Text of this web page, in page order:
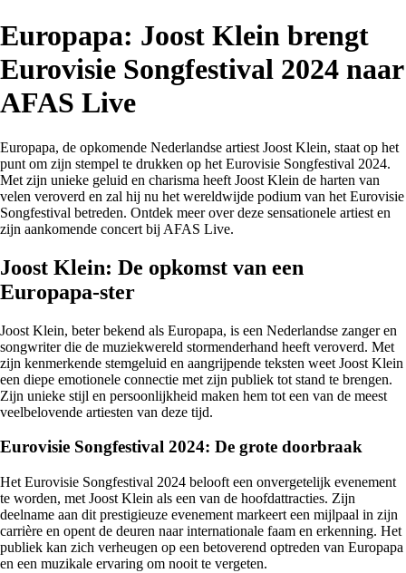
Europapa: Joost Klein brengt
Eurovisie Songfestival 2024 naar
AFAS Live
Europapa, de opkomende Nederlandse artiest Joost Klein, staat op het
punt om zijn stempel te drukken op het Eurovisie Songfestival 2024.
Met zijn unieke geluid en charisma heeft Joost Klein de harten van
velen veroverd en zal hij nu het wereldwijde podium van het Eurovisie
Songfestival betreden. Ontdek meer over deze sensationele artiest en
zijn aankomende concert bij AFAS Live.
Joost Klein: De opkomst van een
Europapa-ster
Joost Klein, beter bekend als Europapa, is een Nederlandse zanger en
songwriter die de muziekwereld stormenderhand heeft veroverd. Met
zijn kenmerkende stemgeluid en aangrijpende teksten weet Joost Klein
een diepe emotionele connectie met zijn publiek tot stand te brengen.
Zijn unieke stijl en persoonlijkheid maken hem tot een van de meest
veelbelovende artiesten van deze tijd.
Eurovisie Songfestival 2024: De grote doorbraak
Het Eurovisie Songfestival 2024 belooft een onvergetelijk evenement
te worden, met Joost Klein als een van de hoofdattracties. Zijn
deelname aan dit prestigieuze evenement markeert een mijlpaal in zijn
carrière en opent de deuren naar internationale faam en erkenning. Het
publiek kan zich verheugen op een betoverend optreden van Europapa
en een muzikale ervaring om nooit te vergeten.